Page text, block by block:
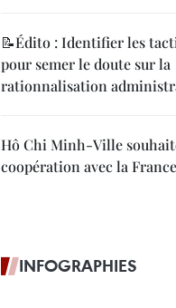
📝Édito : Identifier les
pour semer le doute sur la
rationnalisation
Hô Chi Minh-Ville
coopération avec la France
INFOGRAPHIES